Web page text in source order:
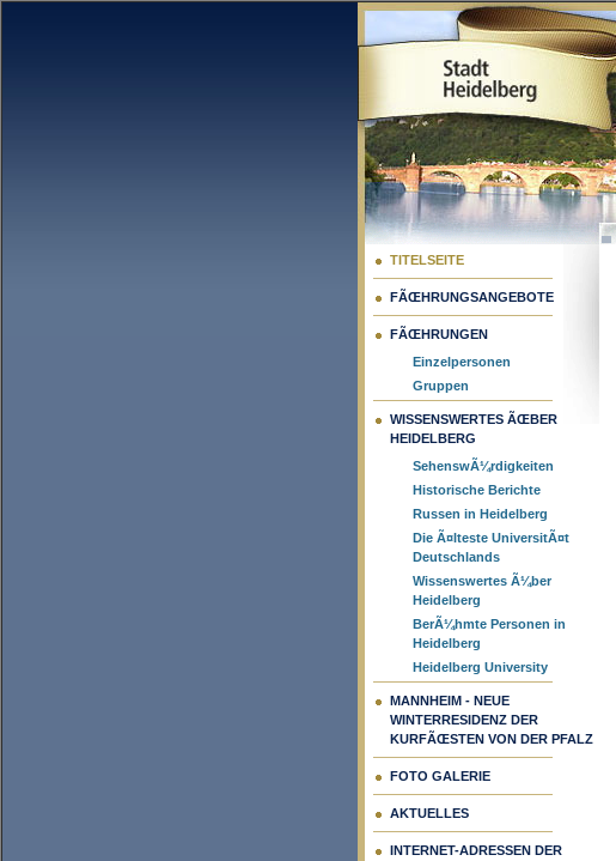
TITELSEITE
FÃŒHRUNGSANGEBOTE
FÃŒHRUNGEN
Einzelpersonen
Gruppen
WISSENSWERTES ÃŒBER
HEIDELBERG
SehenswÃ¼rdigkeiten
Historische Berichte
Russen in Heidelberg
Die Ã¤lteste UniversitÃ¤t
Deutschlands
Wissenswertes Ã¼ber
Heidelberg
BerÃ¼hmte Personen in
Heidelberg
Heidelberg University
MANNHEIM - NEUE
WINTERRESIDENZ DER
KURFÃŒSTEN VON DER PFALZ
FOTO GALERIE
AKTUELLES
INTERNET-ADRESSEN DER